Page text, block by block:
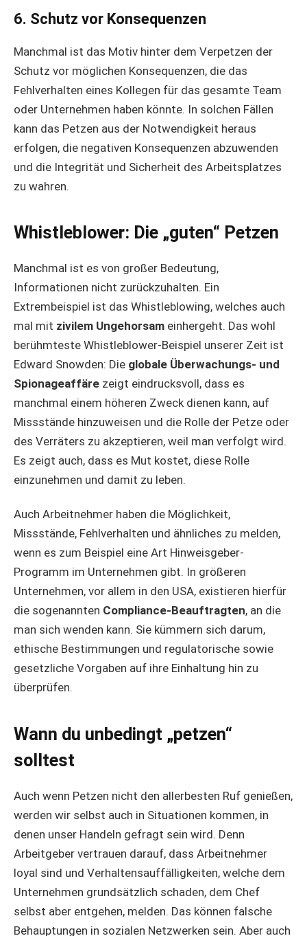
6. Schutz vor Konsequenzen
Manchmal ist das Motiv hinter dem Verpetzen der
Schutz vor möglichen Konsequenzen, die das
Fehlverhalten eines Kollegen für das gesamte Team
oder Unternehmen haben könnte. In solchen Fällen
kann das Petzen aus der Notwendigkeit heraus
erfolgen, die negativen Konsequenzen abzuwenden
und die Integrität und Sicherheit des Arbeitsplatzes
zu wahren.
Whistleblower: Die „guten“ Petzen
Manchmal ist es von großer Bedeutung,
Informationen nicht zurückzuhalten. Ein
Extrembeispiel ist das Whistleblowing, welches auch
mal mit zivilem Ungehorsam einhergeht. Das wohl
berühmteste Whistleblower-Beispiel unserer Zeit ist
Edward Snowden: Die globale Überwachungs- und
Spionageaffäre zeigt eindrucksvoll, dass es
manchmal einem höheren Zweck dienen kann, auf
Missstände hinzuweisen und die Rolle der Petze oder
des Verräters zu akzeptieren, weil man verfolgt wird.
Es zeigt auch, dass es Mut kostet, diese Rolle
einzunehmen und damit zu leben.
Auch Arbeitnehmer haben die Möglichkeit,
Missstände, Fehlverhalten und ähnliches zu melden,
wenn es zum Beispiel eine Art Hinweisgeber-
Programm im Unternehmen gibt. In größeren
Unternehmen, vor allem in den USA, existieren hierfür
die sogenannten Compliance-Beauftragten, an die
man sich wenden kann. Sie kümmern sich darum,
ethische Bestimmungen und regulatorische sowie
gesetzliche Vorgaben auf ihre Einhaltung hin zu
überprüfen.
Wann du unbedingt „petzen“
solltest
Auch wenn Petzen nicht den allerbesten Ruf genießen,
werden wir selbst auch in Situationen kommen, in
denen unser Handeln gefragt sein wird. Denn
Arbeitgeber vertrauen darauf, dass Arbeitnehmer
loyal sind und Verhaltensauffälligkeiten, welche dem
Unternehmen grundsätzlich schaden, dem Chef
selbst aber entgehen, melden. Das können falsche
Behauptungen in sozialen Netzwerken sein. Aber auch